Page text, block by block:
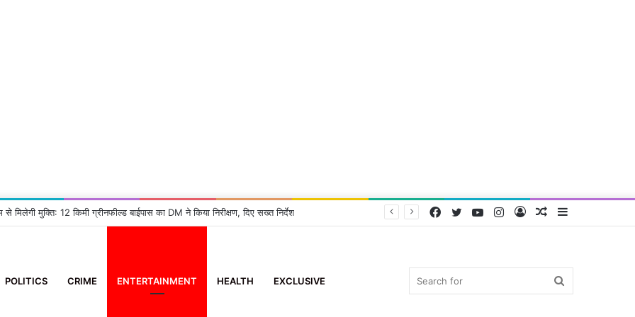
मिलेगी मुक्ति: 12 किमी ग्रीनफील्ड बाईपास का DM ने किया निरीक्षण, दिए सख्त निर्देश
Random
Log
Instagram
YouTube
Twitter
Facebook
POLITICS CRIME ENTERTAINMENT HEALTH EXCLUSIVE